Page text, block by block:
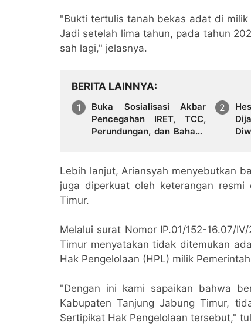
"Bukti tertulis tanah bekas adat di
Jadi setelah lima tahun, pada tahun
sah lagi," jelasnya.
BERITA LAINNYA
Buka Sosialisasi Akbar
Pencegahan IRET, TCC,
Perundungan, dan Bahaya
Lebih lanjut, Ariansyah menyebutkan
juga diperkuat oleh keterangan
Timur.
Melalui surat Nomor IP.01/152-16.07/
Timur menyatakan tidak ditemukan
Hak Pengelolaan (HPL) milik
"Dengan ini kami sapaikan bahwa
Kabupaten Tanjung Jabung Timur,
Sertipikat Hak Pengelolaan tersebut,"